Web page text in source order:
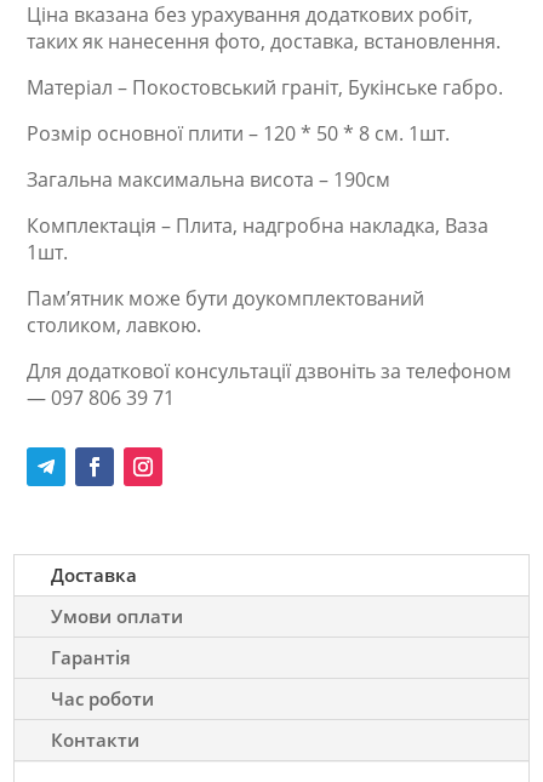
Ціна вказана без урахування додаткових робіт,
таких як нанесення фото, доставка, встановлення.
Матеріал – Покостовський граніт, Букінське габро.
Розмір основної плити – 120 * 50 * 8 см. 1шт.
Загальна максимальна висота – 190см
Комплектація – Плита, надгробна накладка, Ваза
1шт.
Пам’ятник може бути доукомплектований
столиком, лавкою.
Для додаткової консультації дзвоніть за телефоном
— 097 806 39 71
Доставка
Умови оплати
Гарантія
Час роботи
Контакти